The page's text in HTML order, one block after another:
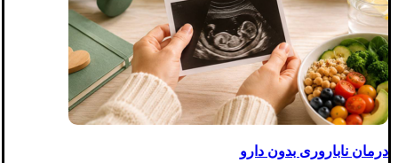
درمان ناباروری بدون دارو